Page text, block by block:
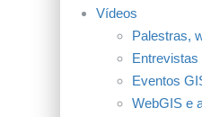
Vídeos
Palestras,
Entrevistas
Eventos
WebGIS e